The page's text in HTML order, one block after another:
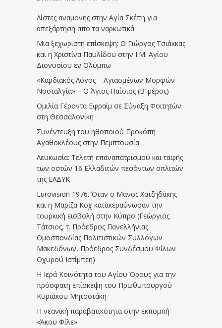
Λίστες αναμονής στην Αγία Σκέπη για
απεξάρτηση απο τα ναρκωτικά
Μια ξεχωριστή επίσκεψη: Ο Γιώργος Τσιάκκας
και η Χριστίνα Παυλίδου στην Ι.Μ. Αγίου
Διονυσίου εν Ολύμπω
«Καρδιακός Λόγος – Αγιασμένων Μορφών
Νοσταλγία» – Ο Άγιος Παΐσιος (Β’ μέρος)
Ομιλία Γέροντα Εφραίμ σε Σύναξη Φοιτητών
στη Θεσσαλονίκη
Συνέντευξη του ηθοποιού Προκόπη
Αγαθοκλέους στην Πεμπτουσία
Λευκωσία: Τελετή επαναπατρισμού και ταφής
των οστών 16 Ελλαδιτών πεσόντων οπλιτών
της ΕΛΔΥΚ
Eurovision 1976. Όταν ο Μάνος Χατζηδάκης
και η Μαρίζα Κοχ κατακεραύνωσαν την
τουρκική εισβολή στην Κύπρο (Γεώργιος
Τάτσιος, τ. Πρόεδρος Πανελλήνιας
Ομοσπονδίας Πολιτιστικών Συλλόγων
Μακεδόνων, Πρόεδρος Συνδέσμου Φίλων
Οχυρού Ιστίμπεη)
Η Ιερά Κοινότητα του Αγίου Όρους για την
πρόσφατη επίσκεψη του Πρωθυπουργού
Κυριάκου Μητσοτάκη
Η νεανική παραβατικότητα στην εκπομπή
«Άκου Φίλε»